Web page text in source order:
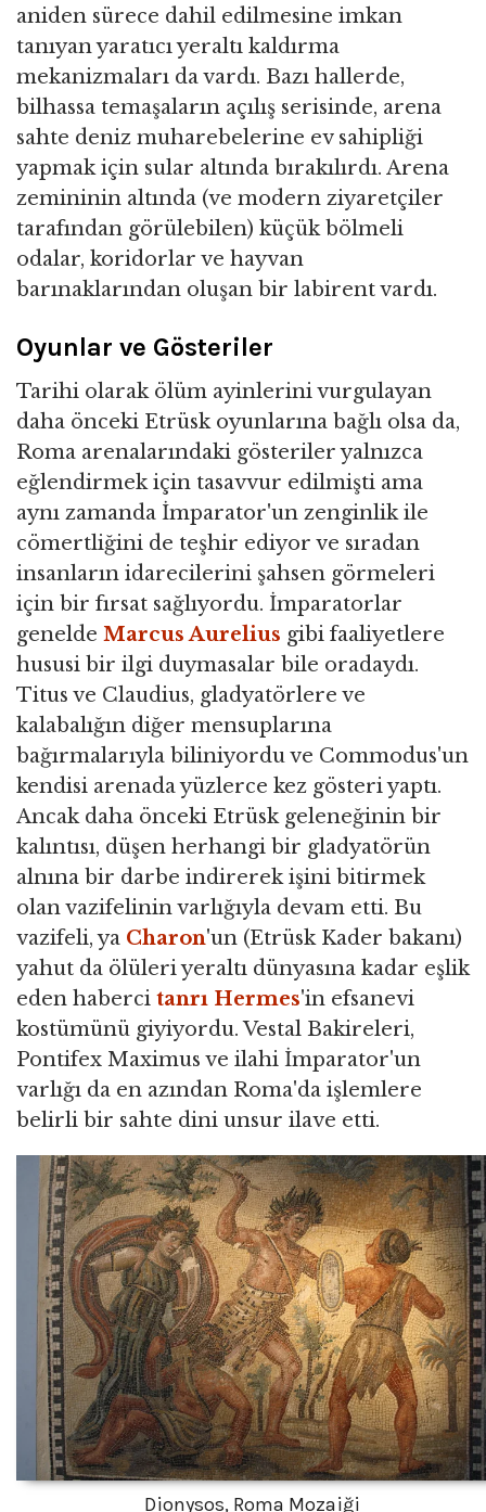
aniden sürece dahil edilmesine imkan
tanıyan yaratıcı yeraltı kaldırma
mekanizmaları da vardı. Bazı hallerde,
bilhassa temaşaların açılış serisinde, arena
sahte deniz muharebelerine ev sahipliği
yapmak için sular altında bırakılırdı. Arena
zemininin altında (ve modern ziyaretçiler
tarafından görülebilen) küçük bölmeli
odalar, koridorlar ve hayvan
barınaklarından oluşan bir labirent vardı.
Oyunlar ve Gösteriler
Tarihi olarak ölüm ayinlerini vurgulayan
daha önceki Etrüsk oyunlarına bağlı olsa da,
Roma arenalarındaki gösteriler yalnızca
eğlendirmek için tasavvur edilmişti ama
aynı zamanda İmparator'un zenginlik ile
cömertliğini de teşhir ediyor ve sıradan
insanların idarecilerini şahsen görmeleri
için bir fırsat sağlıyordu. İmparatorlar
genelde Marcus Aurelius gibi faaliyetlere
hususi bir ilgi duymasalar bile oradaydı.
Titus ve Claudius, gladyatörlere ve
kalabalığın diğer mensuplarına
bağırmalarıyla biliniyordu ve Commodus'un
kendisi arenada yüzlerce kez gösteri yaptı.
Ancak daha önceki Etrüsk geleneğinin bir
kalıntısı, düşen herhangi bir gladyatörün
alnına bir darbe indirerek işini bitirmek
olan vazifelinin varlığıyla devam etti. Bu
vazifeli, ya Charon'un (Etrüsk Kader bakanı)
yahut da ölüleri yeraltı dünyasına kadar eşlik
eden haberci tanrı Hermes'in efsanevi
kostümünü giyiyordu. Vestal Bakireleri,
Pontifex Maximus ve ilahi İmparator'un
varlığı da en azından Roma'da işlemlere
belirli bir sahte dini unsur ilave etti.
Dionysos, Roma Mozaiği